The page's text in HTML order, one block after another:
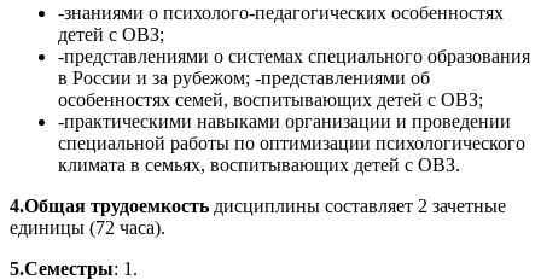
-знаниями о психолого-педагогических особенностях
детей с ОВЗ;
-представлениями о системах специального образования
в России и за рубежом; -представлениями об
особенностях семей, воспитывающих детей с ОВЗ;
-практическими навыками организации и проведении
специальной работы по оптимизации психологического
климата в семьях, воспитывающих детей с ОВЗ.
4.Общая трудоемкость дисциплины составляет 2 зачетные
единицы (72 часа).
5.Семестры: 1.